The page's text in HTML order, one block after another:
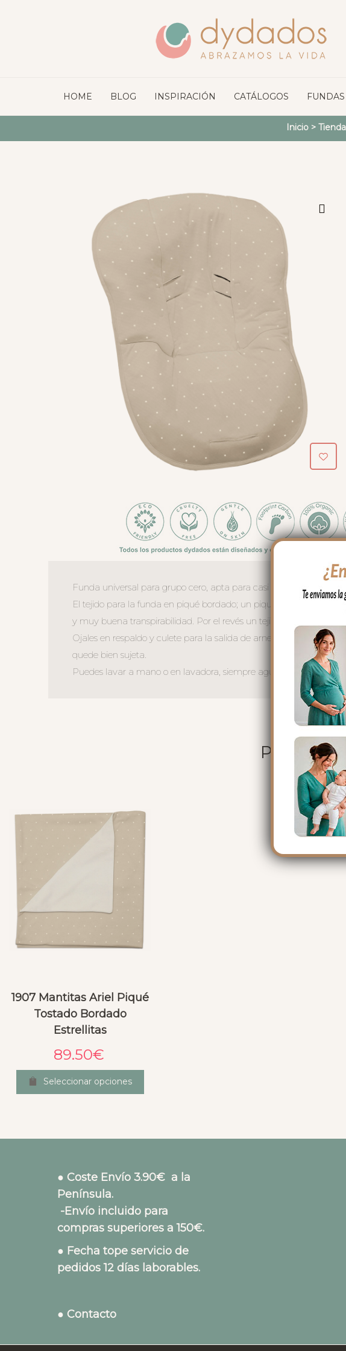
HOME BLOG INSPIRACIÓN CATÁLOGOS
Inicio> Tienda
Funda universal para grupo cero, apta para casi todos los
El tejido para la funda en piqué bordado; un piqué de algodón.
y muy buena transpirabilidad. Por el revés un tejido rejilla 3D para
Ojales en respaldo y culete para la salida de arneses. Traseras
quede bien sujeta.
Puedes lavar a mano o en lavadora, siempre agua fría, jabones
1907 Mantitas Ariel Piqué
Tostado Bordado
Estrellitas
89.50€
Seleccionar opciones
● Coste Envío 3.90€ a la
Península.
-Envío incluido para
compras superiores a 150€.
● Fecha tope servicio de
pedidos 12 días laborables.
● Contacto